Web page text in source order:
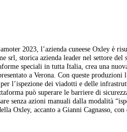
2023, l’azienda cuneese Oxley è
storica azienda leader nel settore del
speciali in tutta Italia, crea una
a Verona. Con queste
l’ispezione dei viadotti e delle
può superare le barriere di
senza azioni manuali dalla modalità
Oxley, accanto a Gianni Cagnasso,